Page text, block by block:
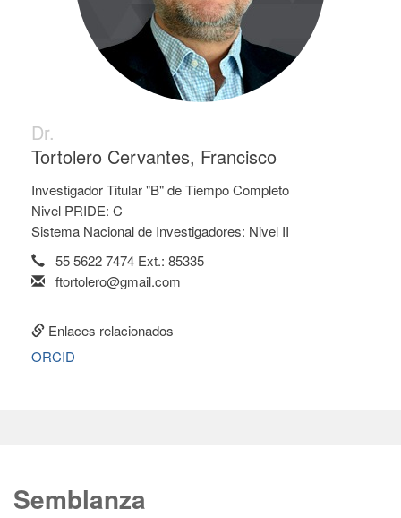
Dr.
Tortolero Cervantes, Francisco
Investigador Titular "B" de Tiempo Completo
Nivel PRIDE: C
Sistema Nacional de Investigadores: Nivel II
55 5622 7474 Ext.: 85335
ftortolero@gmail.com
Enlaces relacionados
ORCID
Semblanza